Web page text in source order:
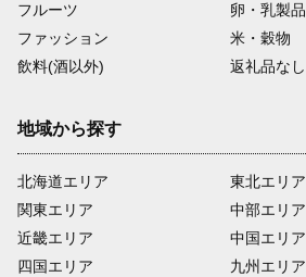
フルーツ
卵・乳製品
ファッション
米・穀物
飲料(酒以外)
返礼品なし
地域から探す
北海道エリア
関東エリア
近畿エリア
四国エリア
東北エリア
中部エリア
中国エリア
九州エリア